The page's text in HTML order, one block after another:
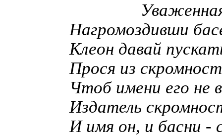
Нагромоздивши
Клеон давай
Прося из
Чтоб имени его не
Издатель
И имя он, и басни -